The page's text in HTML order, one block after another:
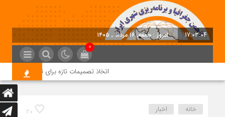
17:03:05 امروز : جمعه, ۱۶ مرداد , ۱۴۰۵
0
اتخاذ تصمیمات تازه برای تسریع در روند
20 خانه اخبار